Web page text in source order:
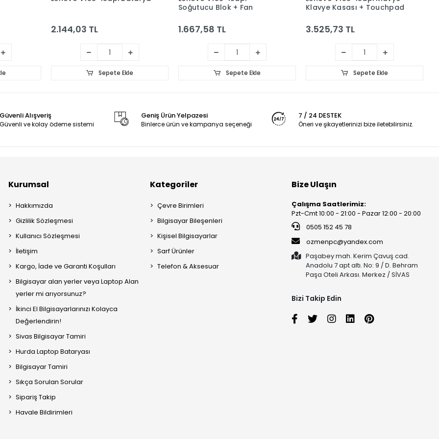
2.144,03 TL
Sepete Ekle
Soğutucu Blok + Fan
1.667,58 TL
Sepete Ekle
Klavye Kasası + Touchpad
3.525,73 TL
Sepete Ekle
Güvenli Alışveriş
Güvenli ve kolay ödeme sistemi
Geniş Ürün Yelpazesi
Binlerce ürün ve kampanya seçeneği
7 / 24 DESTEK
Öneri ve şikayetlerinizi bize iletebilirsiniz.
Kurumsal
Hakkımızda
Gizlilik Sözleşmesi
Kullanıcı Sözleşmesi
İletişim
Kargo, İade ve Garanti Koşulları
Bilgisayar alan yerler veya Laptop Alan
yerler mi arıyorsunuz?
İkinci El Bilgisayarlarınızı Kolayca
Değerlendirin!
Sivas Bilgisayar Tamiri
Hurda Laptop Bataryası
Bilgisayar Tamiri
Sıkça Sorulan Sorular
Sipariş Takip
Havale Bildirimleri
Kategoriler
Çevre Birimleri
Bilgisayar Bileşenleri
Kişisel Bilgisayarlar
Sarf Ürünler
Telefon & Aksesuar
Bize Ulaşın
Çalışma Saatlerimiz:
Pzt-Cmt 10:00 - 21:00 - Pazar 12:00 - 20:00
0505 152 45 78
ozmenpc@yandex.com
Paşabey mah. Kerim Çavuş cad.
Anadolu 7 apt altı. No: 9 / D. Behram
Paşa Oteli Arkası. Merkez / SİVAS
Bizi Takip Edin